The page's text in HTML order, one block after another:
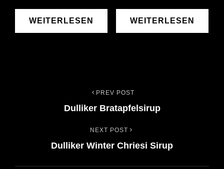
WEITERLESEN WEITERLESEN
Navigation
PREV POST
Dulliker Bratapfelsirup
NEXT POST
Dulliker Winter Chriesi Sirup